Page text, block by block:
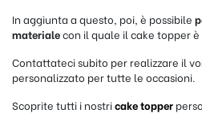
In aggiunta a questo, poi, è possibile
materialecon il quale il cake topper è
Contattateci subito per realizzare il
personalizzato per tutte le occasioni.
Scoprite tutti i nostricake topper